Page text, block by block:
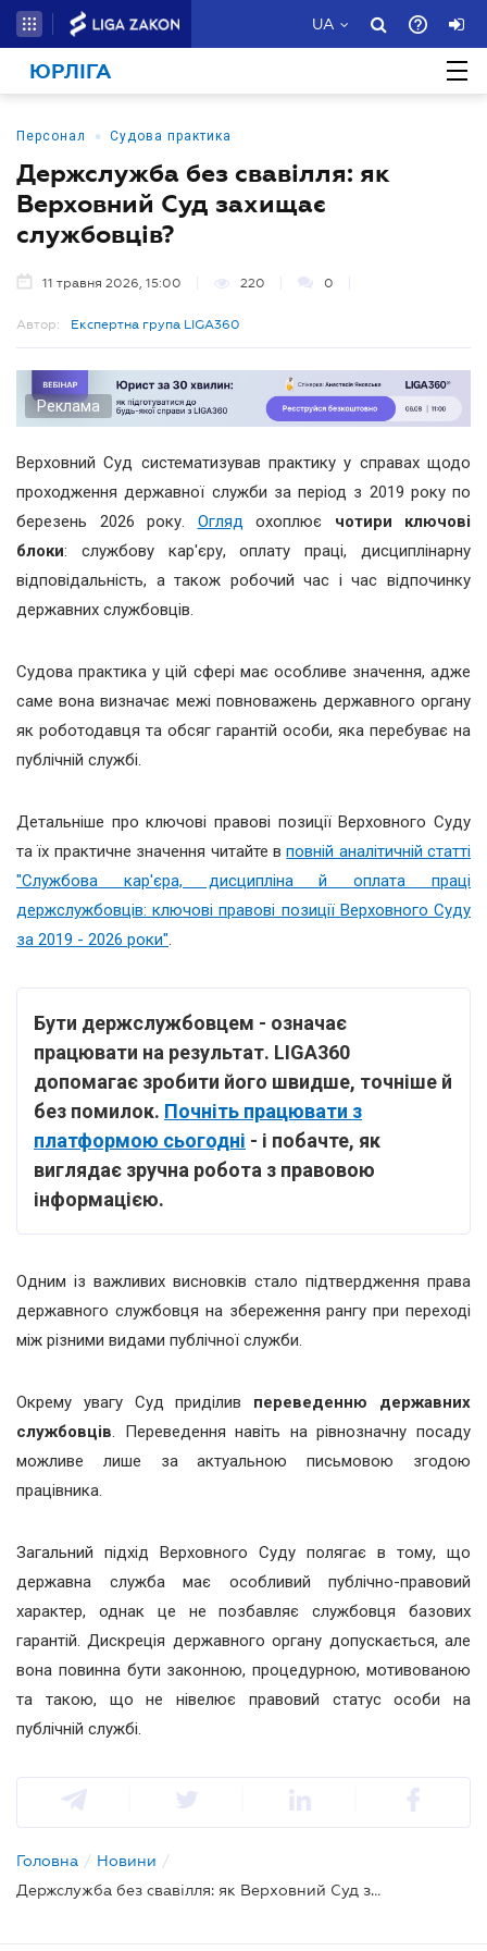
UA
ЮРЛІГА
Персонал • Судова практика
Держслужба без свавілля: як
Верховний Суд захищає
службовців?
11 травня 2026, 15:00 220 0
Автор: Експертна група LIGA360
Реклама
Верховний Суд систематизував практику у справах щодо
проходження державної служби за період з 2019 року по
березень 2026 року. Огляд охоплює чотири ключові
блоки: службову кар'єру, оплату праці, дисциплінарну
відповідальність, а також робочий час і час відпочинку
державних службовців.
Судова практика у цій сфері має особливе значення, адже
саме вона визначає межі повноважень державного органу
як роботодавця та обсяг гарантій особи, яка перебуває на
публічній службі.
Детальніше про ключові правові позиції Верховного Суду
та їх практичне значення читайте вповній аналітичній статті
"Службова кар'єра, дисципліна й оплата праці
держслужбовців: ключові правові позиції Верховного Суду
за 2019 - 2026 роки".
Бути держслужбовцем - означає
працювати на результат. LIGA360
допомагає зробити його швидше, точніше й
без помилок. Почніть працювати з
платформою сьогодні - і побачте, як
виглядає зручна робота з правовою
інформацією.
Одним із важливих висновків стало підтвердження права
державного службовця на збереження рангу при переході
між різними видами публічної служби.
Окрему увагу Суд приділив переведенню державних
службовців. Переведення навіть на рівнозначну посаду
можливе лише за актуальною письмовою згодою
працівника.
Загальний підхід Верховного Суду полягає в тому, що
державна служба має особливий публічно-правовий
характер, однак це не позбавляє службовця базових
гарантій. Дискреція державного органу допускається, але
вона повинна бути законною, процедурною, мотивованою
та такою, що не нівелює правовий статус особи на
публічній службі.
Головна / Новини /
Держслужба без свавілля: як Верховний Суд захищає службовців?